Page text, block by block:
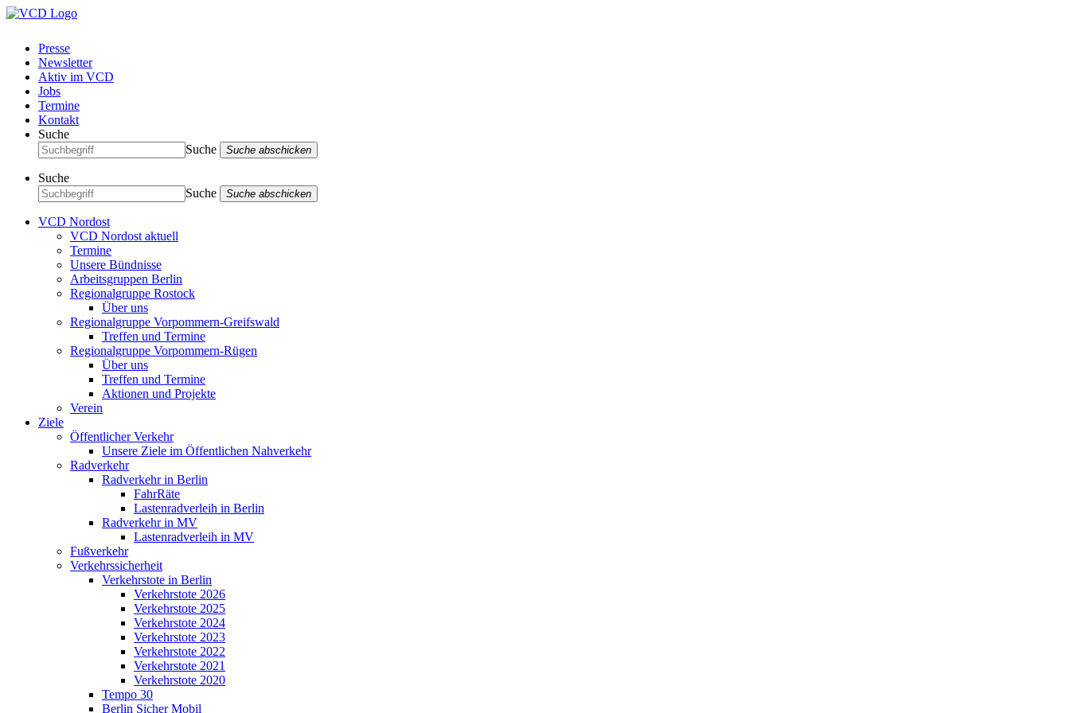
Presse
Newsletter
Aktiv im VCD
Jobs
Termine
Kontakt
Suche
Suche
Suche abschicken
Suche
Suche
Suche abschicken
VCD Nordost
VCD Nordost aktuell
Termine
Unsere Bündnisse
Arbeitsgruppen Berlin
Regionalgruppe Rostock
Über uns
Regionalgruppe Vorpommern-Greifswald
Treffen und Termine
Regionalgruppe Vorpommern-Rügen
Über uns
Treffen und Termine
Aktionen und Projekte
Verein
Ziele
Öffentlicher Verkehr
Unsere Ziele im Öffentlichen Nahverkehr
Radverkehr
Radverkehr in Berlin
FahrRäte
Lastenradverleih in Berlin
Radverkehr in MV
Lastenradverleih in MV
Fußverkehr
Verkehrssicherheit
Verkehrstote in Berlin
Verkehrstote 2026
Verkehrstote 2025
Verkehrstote 2024
Verkehrstote 2023
Verkehrstote 2022
Verkehrstote 2021
Verkehrstote 2020
Tempo 30
Berlin Sicher Mobil